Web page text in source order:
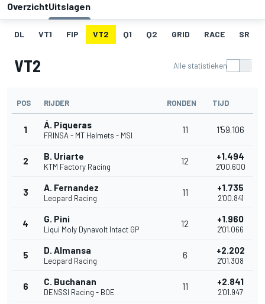
OverzichtUitslagen
DL VT1 FIP VT2 Q1 Q2 GRID RACE SR
VT2 Alle statistieken
POS RIJDER RONDEN TIJD
1 Á. Piqueras
FRINSA - MT Helmets - MSI
11 1'59.106
2 B. Uriarte
KTM Factory Racing
12 +1.494
2'00.600
3 A. Fernandez
Leopard Racing
11 +1.735
2'00.841
4 G. Pini
Liqui Moly Dynavolt Intact GP
12 +1.960
2'01.066
5 D. Almansa
Leopard Racing
6 +2.202
2'01.308
6 C. Buchanan
DENSSI Racing - BOE
11 +2.841
2'01.947